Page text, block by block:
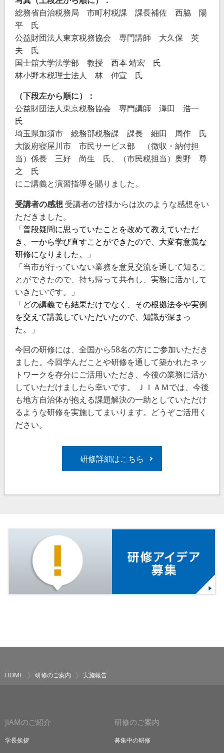
総務省自治税務局 市町村税課 課長補佐 西脇 陽
平 氏
公益財団法人東京税務協会 専門講師 大久保 英
夫 氏
国士舘大学法学部 教授 西本 靖宏 氏
林小野木税理士法人 林 仲宣 氏
（下段左から順に）：
公益財団法人東京税務協会 専門講師 澤田 浩一
氏
埼玉県加須市 総務部税務課 課長 細田 周作 氏
大阪府寝屋川市 市民サービス部 （徴収・納付担
当）係長 三好 尚生 氏、（市民税担当）奥野 尊
之 氏
にご講義と演習指導を賜りました。
受講者の感想 受講者の皆様からは次のような感想をい
ただきました。
「普段疑問に思っていたことを改めて教えていただ
き、一から学び直すことができたので、大変有意義な
研修になりました。
」
「当市が行っていない業務を意見交流を通して知るこ
とができたので、持ち帰って共有し、実務に活かして
いきたいです。」
「どの講義でも結果だけでなく、その根拠法令や実例
を交えて講義していただいたので、知識が深まっ
た。」
今回の研修には、全国から58名の方にご参加いただき
ました。今回学んだことや研修を通して築かれたネッ
トワークを存分にご活用いただき、今後の業務に活か
していただけましたら幸いです。 ＪＩＡＭでは、今後
も地方自治体が抱える課題解決の一助としていただけ
るような研修を実施してまいります。どうぞご活用く
ださい。
研修詳細はこちら
HOME 研修のご案内 実施報告
JIAMのご紹介
学長挨拶
研修のご案内
募集中の研修